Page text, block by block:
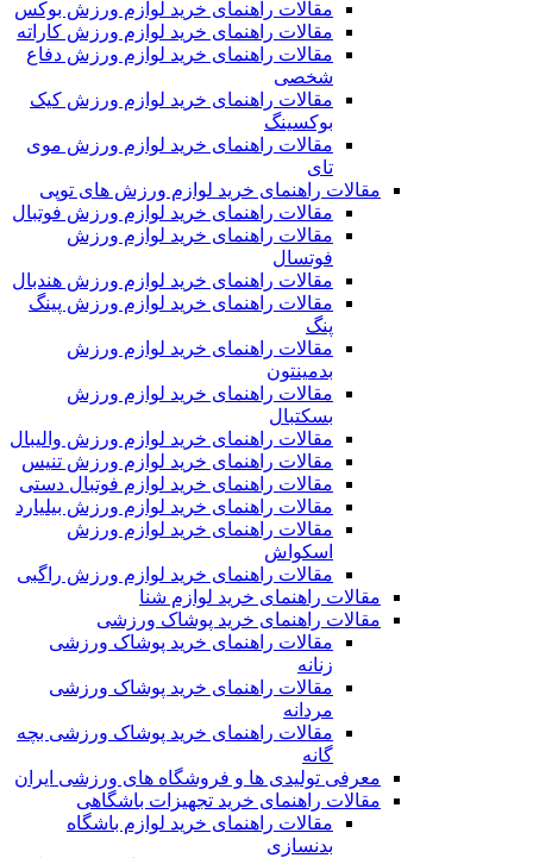
مقالات راهنمای خرید لوازم ورزش بوکس
مقالات راهنمای خرید لوازم ورزش کاراته
مقالات راهنمای خرید لوازم ورزش دفاع
شخصی
مقالات راهنمای خرید لوازم ورزش کیک
بوکسینگ
مقالات راهنمای خرید لوازم ورزش موی
تای
مقالات راهنمای خرید لوازم ورزش های توپی
مقالات راهنمای خرید لوازم ورزش فوتبال
مقالات راهنمای خرید لوازم ورزش
فوتسال
مقالات راهنمای خرید لوازم ورزش هندبال
مقالات راهنمای خرید لوازم ورزش پینگ
پنگ
مقالات راهنمای خرید لوازم ورزش
بدمینتون
مقالات راهنمای خرید لوازم ورزش
بسکتبال
مقالات راهنمای خرید لوازم ورزش والیبال
مقالات راهنمای خرید لوازم ورزش تنیس
مقالات راهنمای خرید لوازم فوتبال دستی
مقالات راهنمای خرید لوازم ورزش بیلیارد
مقالات راهنمای خرید لوازم ورزش
اسکواش
مقالات راهنمای خرید لوازم ورزش راگبی
مقالات راهنمای خرید لوازم شنا
مقالات راهنمای خرید پوشاک ورزشی
مقالات راهنمای خرید پوشاک ورزشی
زنانه
مقالات راهنمای خرید پوشاک ورزشی
مردانه
مقالات راهنمای خرید پوشاک ورزشی بچه
گانه
معرفی تولیدی ها و فروشگاه های ورزشی ایران
مقالات راهنمای خرید تجهیزات باشگاهی
مقالات راهنمای خرید لوازم باشگاه
بدنسازی